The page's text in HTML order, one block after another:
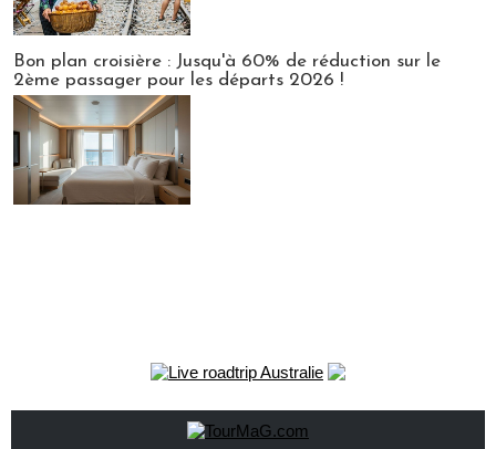
Bon plan croisière : Jusqu'à 60% de réduction sur le
2ème passager pour les départs 2026 !